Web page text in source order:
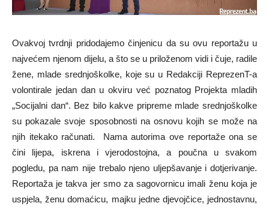
Ovakvoj tvrdnji pridodajemo činjenicu da su ovu reportažu u
najvećem njenom dijelu, a što se u priloženom vidi i čuje, radile
žene, mlade srednjoškolke, koje su u Redakciji ReprezenT-a
volontirale jedan dan u okviru već poznatog Projekta mladih
„Socijalni dan“. Bez bilo kakve pripreme mlade srednjoškolke
su pokazale svoje sposobnosti na osnovu kojih se može na
njih itekako računati. Nama autorima ove reportaže ona se
čini lijepa, iskrena i vjerodostojna, a poučna u svakom
pogledu, pa nam nije trebalo njeno uljepšavanje i dotjerivanje.
Reportaža je takva jer smo za sagovornicu imali ženu koja je
uspjela, ženu domaćicu, majku jedne djevojčice, jednostavnu,